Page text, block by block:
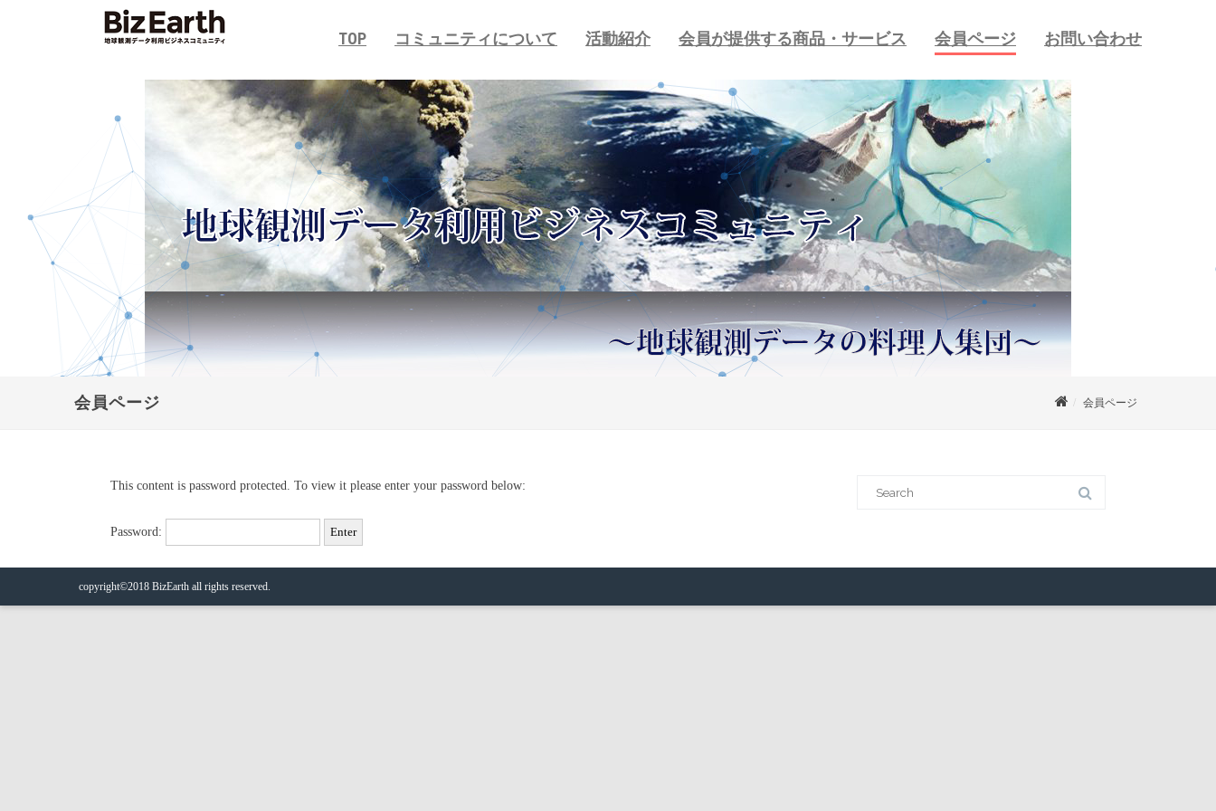
TOP コミュニティについて 活動紹介 会員が提供する商品・サービス 会員ページ お問い合わせ
会員ページ 会員ページ
This content is password protected. To view it please enter your password below:
Password:
copyright©2018 BizEarth all rights reserved.